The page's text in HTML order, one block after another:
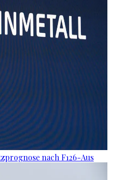
nach F126-Aus